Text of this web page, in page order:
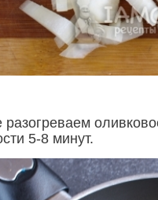
разогреваем
5-8 минут.